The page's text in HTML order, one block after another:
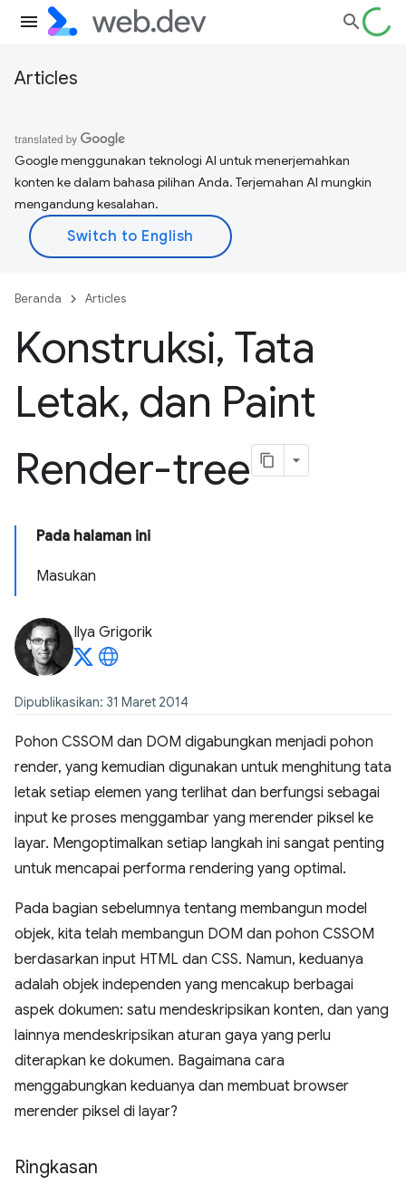
Articles
Google menggunakan teknologi AI untuk menerjemahkan
konten ke dalam bahasa pilihan Anda. Terjemahan AI mungkin
mengandung kesalahan.
Beranda Articles
Konstruksi, Tata
Letak, dan Paint
Render-tree
Pada halaman ini
Masukan
Ilya Grigorik
Dipublikasikan: 31 Maret 2014
Pohon CSSOM dan DOM digabungkan menjadi pohon
render, yang kemudian digunakan untuk menghitung tata
letak setiap elemen yang terlihat dan berfungsi sebagai
input ke proses menggambar yang merender piksel ke
layar. Mengoptimalkan setiap langkah ini sangat penting
untuk mencapai performa rendering yang optimal.
Pada bagian sebelumnya tentang membangun model
objek, kita telah membangun DOM dan pohon CSSOM
berdasarkan input HTML dan CSS. Namun, keduanya
adalah objek independen yang mencakup berbagai
aspek dokumen: satu mendeskripsikan konten, dan yang
lainnya mendeskripsikan aturan gaya yang perlu
diterapkan ke dokumen. Bagaimana cara
menggabungkan keduanya dan membuat browser
merender piksel di layar?
Ringkasan